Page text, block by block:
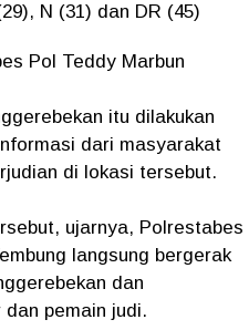
N (31) dan DR (45)
Pol Teddy Marbun
itu dilakukan
dari masyarakat
di lokasi tersebut.
ujarnya, Polrestabes
langsung bergerak
dan
pemain judi.